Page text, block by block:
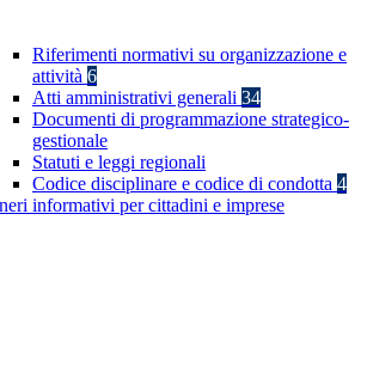
Riferimenti normativi su organizzazione e
attività 6
Atti amministrativi generali 34
Documenti di programmazione strategico-
gestionale
Statuti e leggi regionali
Codice disciplinare e codice di condotta 4
informativi per cittadini e imprese